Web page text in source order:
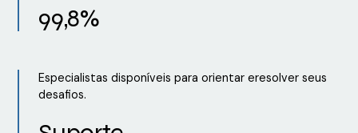
99,8%
Especialistas disponíveis para orientar eresolver seus
desafios.